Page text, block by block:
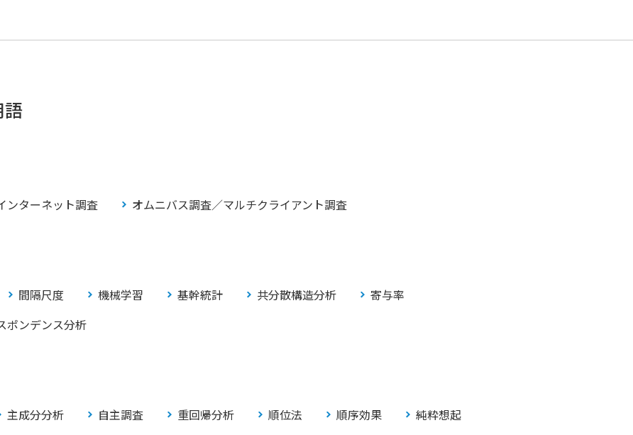
語
ンターネット調査 オムニバス調査／マルチクライアント調査
間隔尺度 機械学習 基幹統計 共分散構造分析
寄与率
ポンデンス分析
主成分分析 自主調査 重回帰分析 順位法 順序効果
純粋想起